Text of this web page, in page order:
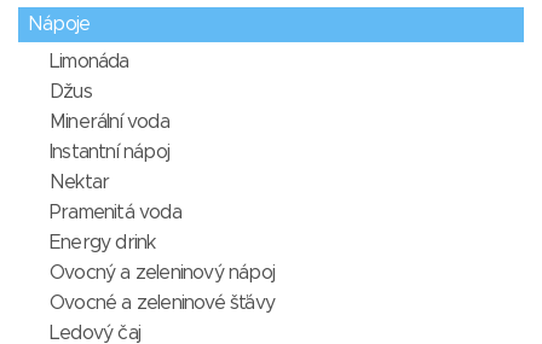
Nápoje
Limonáda
Džus
Minerální voda
Instantní nápoj
Nektar
Pramenitá voda
Energy drink
Ovocný a zeleninový nápoj
Ovocné a zeleninové šťávy
Ledový čaj